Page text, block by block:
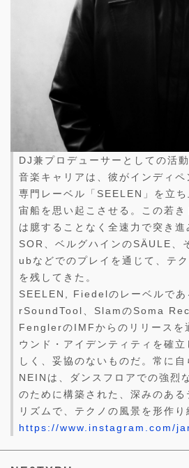
DJ兼プロデューサーとしての活
音楽キャリアは、彼がインディ
専門レーベル「SEELEN」を立
宙船を思い起こさせる。この若き
は臆することなく全速力で突き
SOR、ベルグハインのSÄULE
ubなどでのプレイを通じて、テ
を残してきた。
SEELEN, Fiedelのレーベルで
rSoundTool、SlamのSoma
FenglerのIMFからのリリースを
ウンド・アイデンティティを確立
しく、妥協のないものだ。常に
NEINは、ダンスフロアでの強烈
のために構築された、深みのあ
リズムで、テクノの風景を形作り
https://www.instagram.com/